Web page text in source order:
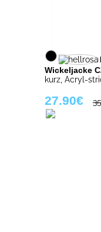
Wickeljacke
kurz, Acryl-
27.90€